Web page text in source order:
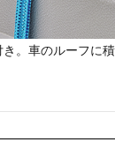
。車のルーフに